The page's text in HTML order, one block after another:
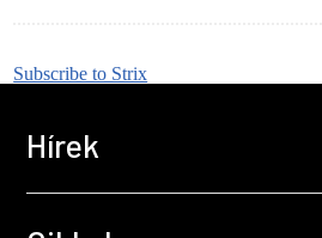
Subscribe to Strix
Hírek